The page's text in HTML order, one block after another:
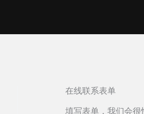
在线联系表单
填写表单，我们会很